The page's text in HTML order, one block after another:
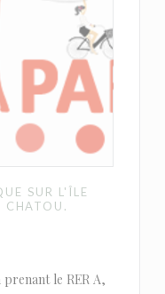
SUR L'ÎLE
CHATOU.
le RER A,